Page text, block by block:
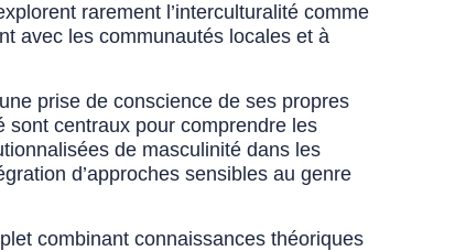
rarement l’interculturalité comme
avec les communautés locales et à
prise de conscience de ses propres
sont centraux pour comprendre les
de masculinité dans les
d’approches sensibles au genre
combinant connaissances théoriques